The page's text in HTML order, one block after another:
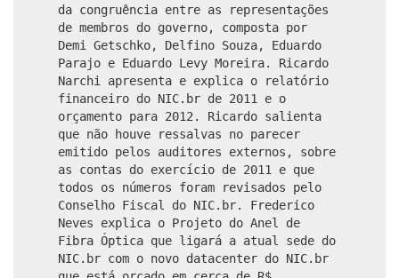
da congruência entre as representações
de membros do governo, composta por
Demi Getschko, Delfino Souza, Eduardo
Parajo e Eduardo Levy Moreira. Ricardo
Narchi apresenta e explica o relatório
financeiro do NIC.br de 2011 e o
orçamento para 2012. Ricardo salienta
que não houve ressalvas no parecer
emitido pelos auditores externos, sobre
as contas do exercício de 2011 e que
todos os números foram revisados pelo
Conselho Fiscal do NIC.br. Frederico
Neves explica o Projeto do Anel de
Fibra Óptica que ligará a atual sede do
NIC.br com o novo datacenter do NIC.br